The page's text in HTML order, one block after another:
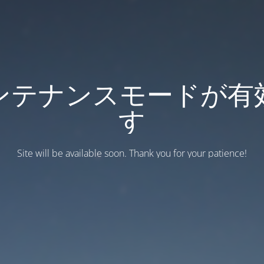
テナンスモードが有
す
Site will be available soon. Thank you for your patience!